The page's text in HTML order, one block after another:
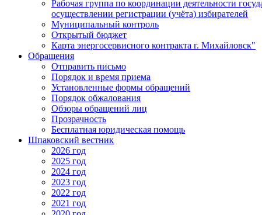
Рабочая группа по координации деятельности
осуществлении регистрации (учёта) избирателей
Муниципальный контроль
Открытый бюджет
Карта энергосервисного контракта г. Михайловск"
Обращения
Отправить письмо
Порядок и время приема
Установленные формы обращений
Порядок обжалования
Обзоры обращений лиц
Прозрачность
Бесплатная юридическая помощь
Шпаковский вестник
2026 год
2025 год
2024 год
2023 год
2022 год
2021 год